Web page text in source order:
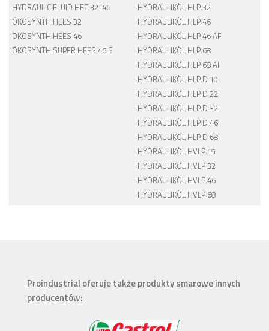
HYDRAULIC FLUID HFC 32-46
ÖKOSYNTH HEES 32
ÖKOSYNTH HEES 46
ÖKOSYNTH SUPER HEES 46 S
HYDRAULIKÖL HLP 32
HYDRAULIKÖL HLP 46
HYDRAULIKÖL HLP 46 AF
HYDRAULIKÖL HLP 68
HYDRAULIKÖL HLP 68 AF
HYDRAULIKÖL HLP D 10
HYDRAULIKÖL HLP D 22
HYDRAULIKÖL HLP D 32
HYDRAULIKÖL HLP D 46
HYDRAULIKÖL HLP D 68
HYDRAULIKÖL HVLP 15
HYDRAULIKÖL HVLP 32
HYDRAULIKÖL HVLP 46
HYDRAULIKÖL HVLP 68
Proindustrial oferuje także produkty smarowe innych
producentów: